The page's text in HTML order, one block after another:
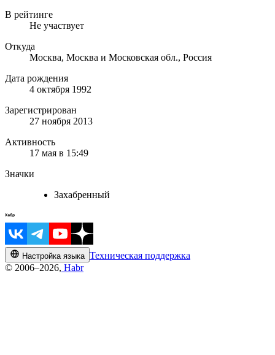
В рейтинге
Не участвует
Откуда
Москва, Москва и Московская обл., Россия
Дата рождения
4 октября 1992
Зарегистрирован
27 ноября 2013
Активность
17 мая в 15:49
Значки
Захабренный
Настройка языка Техническая поддержка
© 2006–2026, Habr